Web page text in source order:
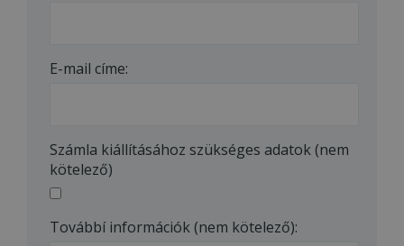
E-mail címe:
Számla kiállításához szükséges adatok (nem
kötelező)
Továbbí információk (nem kötelező):